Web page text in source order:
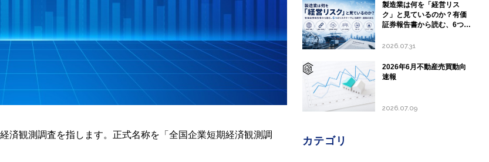
済観測調査を指します。正式名称を「全国企業短期経済観測調
製造業は何を「経営リス
ク」と見ているのか？有価
証券報告書から読む、6つの
商の変化
2026.07.31
2026年6月不動産売買動向
速報
2026.07.09
カテゴリ